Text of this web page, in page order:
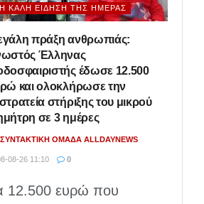
Η ΚΑΛΉ ΕΊΔΗΣΗ ΤΗΣ ΗΜΈΡΑΣ
πράξη ανθρωπιάς:
Έλληνας
έδωσε 12.500
και ολοκλήρωσε την
στήριξης του μικρού
σε 3 ημέρες
ΣΥΝΤΑΚΤΙΚΉ ΟΜΆΔΑ ALLDAYNEWS
08-26 11:10 0
12.500 ευρώ που